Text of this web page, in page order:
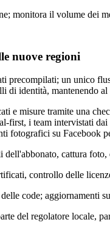
monitora il volume dei
nuove regioni
precompilati; un unico
di identità, mantenendo
e misure tramite una
first, i team intervistati
fotografici su Facebook
dell'abbonato, cattura
controllo delle
code; aggiornamenti
del regolatore locale,